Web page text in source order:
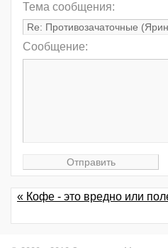
Тема сообщения:
Сообщение:
« Кофе - это вредно или